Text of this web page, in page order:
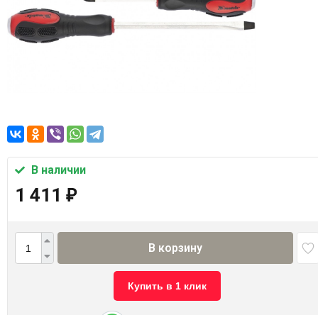
В наличии
1 411 ₽
В корзину
Купить в 1 клик